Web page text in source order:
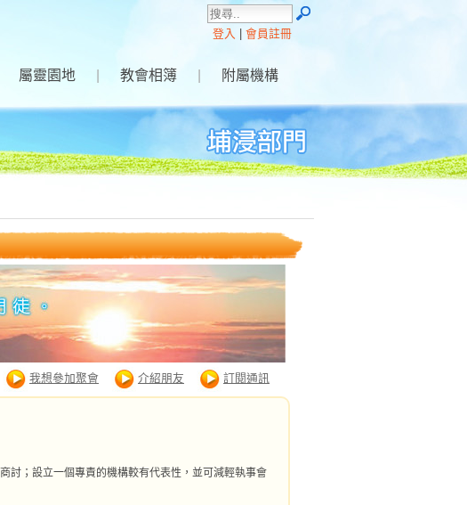
登入 會員註冊
屬靈園地 教會相簿 附屬機構
我想參加聚會 介紹朋友 訂閱通訊
討；設立一個專責的機構較有代表性，並可減輕執事會